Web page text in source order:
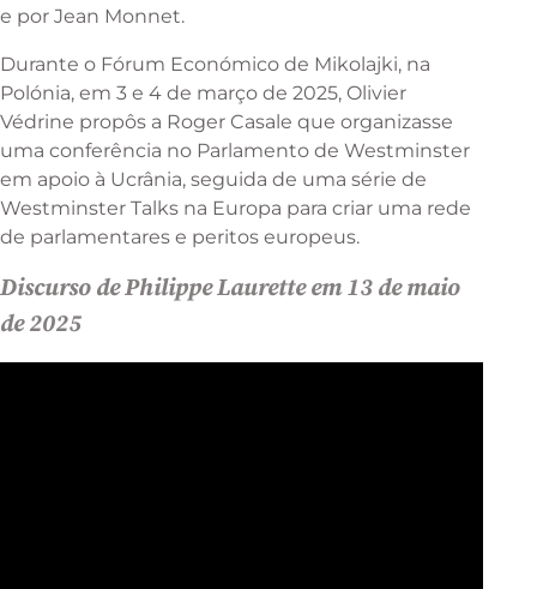
e por Jean Monnet.
Durante o Fórum Económico de Mikolajki, na
Polónia, em 3 e 4 de março de 2025, Olivier
Védrine propôs a Roger Casale que organizasse
uma conferência no Parlamento de Westminster
em apoio à Ucrânia, seguida de uma série de
Westminster Talks na Europa para criar uma rede
de parlamentares e peritos europeus.
Discurso de Philippe Laurette em 13 de maio
de 2025